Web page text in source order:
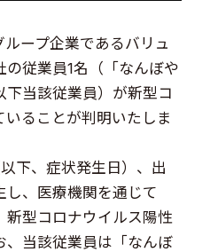
ープ企業であるバリュ
従業員1名（「なんぼや
当該従業員）が新型コ
ることが判明いたしま
下、症状発生日）、出
、医療機関を通じて
新型コロナウイルス陽性
、当該従業員は「なんぼ